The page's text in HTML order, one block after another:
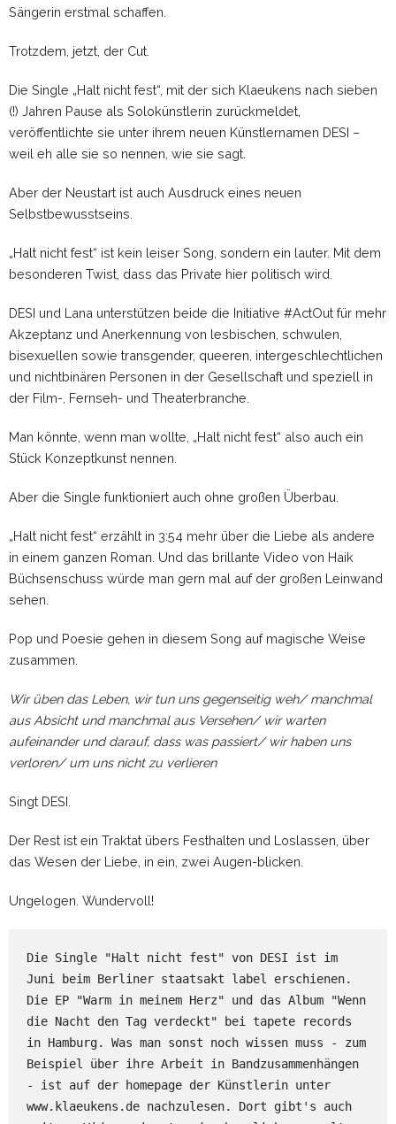
Sängerin erstmal schaffen.
Trotzdem, jetzt, der Cut.
Die Single „Halt nicht fest“, mit der sich Klaeukens nach sieben
(!) Jahren Pause als Solokünstlerin zurückmeldet,
veröffentlichte sie unter ihrem neuen Künstlernamen DESI –
weil eh alle sie so nennen, wie sie sagt.
Aber der Neustart ist auch Ausdruck eines neuen
Selbstbewusstseins.
„Halt nicht fest“ ist kein leiser Song, sondern ein lauter. Mit dem
besonderen Twist, dass das Private hier politisch wird.
DESI und Lana unterstützen beide die Initiative #ActOut für mehr
Akzeptanz und Anerkennung von lesbischen, schwulen,
bisexuellen sowie transgender, queeren, intergeschlechtlichen
und nichtbinären Personen in der Gesellschaft und speziell in
der Film-, Fernseh- und Theaterbranche.
Man könnte, wenn man wollte, „Halt nicht fest“ also auch ein
Stück Konzeptkunst nennen.
Aber die Single funktioniert auch ohne großen Überbau.
„Halt nicht fest“ erzählt in 3:54 mehr über die Liebe als andere
in einem ganzen Roman. Und das brillante Video von Haik
Büchsenschuss würde man gern mal auf der großen Leinwand
sehen.
Pop und Poesie gehen in diesem Song auf magische Weise
zusammen.
Wir üben das Leben, wir tun uns gegenseitig weh/ manchmal
aus Absicht und manchmal aus Versehen/ wir warten
aufeinander und darauf, dass was passiert/ wir haben uns
verloren/ um uns nicht zu verlieren
Singt DESI.
Der Rest ist ein Traktat übers Festhalten und Loslassen, über
das Wesen der Liebe, in ein, zwei Augen-blicken.
Ungelogen. Wundervoll!
Die Single "Halt nicht fest" von DESI ist im
Juni beim Berliner staatsakt label erschienen.
Die EP "Warm in meinem Herz" und das Album "Wenn
die Nacht den Tag verdeckt" bei tapete records
in Hamburg. Was man sonst noch wissen muss - zum
Beispiel über ihre Arbeit in Bandzusammenhängen
- ist auf der homepage der Künstlerin unter
www.klaeukens.de nachzulesen. Dort gibt's auch